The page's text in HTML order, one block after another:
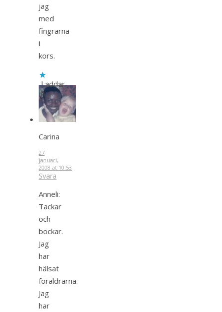
jag
med
fingrarna
i
kors.
Laddar
in …
Carina
27
januari,
2008 at 10:53
Svara
Anneli:
Tackar
och
bockar.
Jag
har
hälsat
föräldrarna.
Jag
har